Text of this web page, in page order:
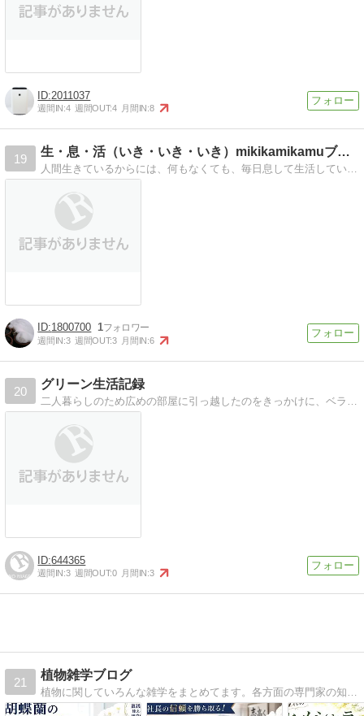
2011037
週間IN:4 週間OUT:4 月間IN:8
19
生・息・活（いき・いき・いき）mikikamikamuブログ
1800700 1
週間IN:3 週間OUT:3 月間IN:6
20
グリーン生活記録
644365
週間IN:3 週間OUT:0 月間IN:3
21
植物雑学ブログ